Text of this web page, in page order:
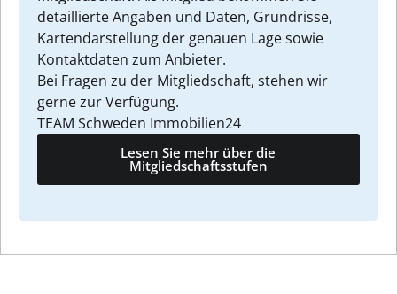
detaillierte Angaben und Daten, Grundrisse,
Kartendarstellung der genauen Lage sowie
Kontaktdaten zum Anbieter.
Bei Fragen zu der Mitgliedschaft, stehen wir
gerne zur Verfügung.
TEAM Schweden Immobilien24
Lesen Sie mehr über die
Mitgliedschaftsstufen